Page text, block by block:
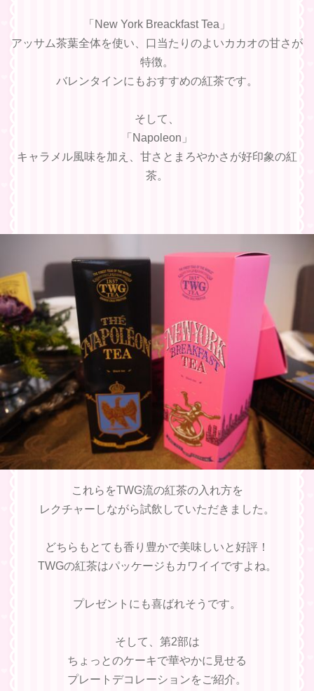
「New York Breackfast Tea」
アッサム茶葉全体を使い、口当たりのよいカカオの甘さが
特徴。
バレンタインにもおすすめの紅茶です。
そして、
「Napoleon」
キャラメル風味を加え、甘さとまろやかさが好印象の紅
茶。
これらをTWG流の紅茶の入れ方を
レクチャーしながら試飲していただきました。
どちらもとても香り豊かで美味しいと好評！
TWGの紅茶はパッケージもカワイイですよね。
プレゼントにも喜ばれそうです。
そして、第2部は
ちょっとのケーキで華やかに見せる
プレートデコレーションをご紹介。